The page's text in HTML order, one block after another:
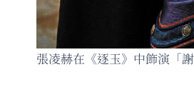
張凌赫在《逐玉》中飾演「